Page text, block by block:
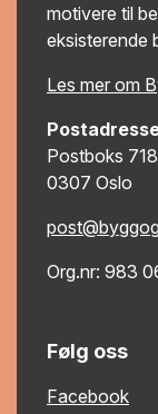
motivere til
eksisterende
Les mer om
Postboks
0307 Oslo
Org.nr: 983
Følg oss
Facebook